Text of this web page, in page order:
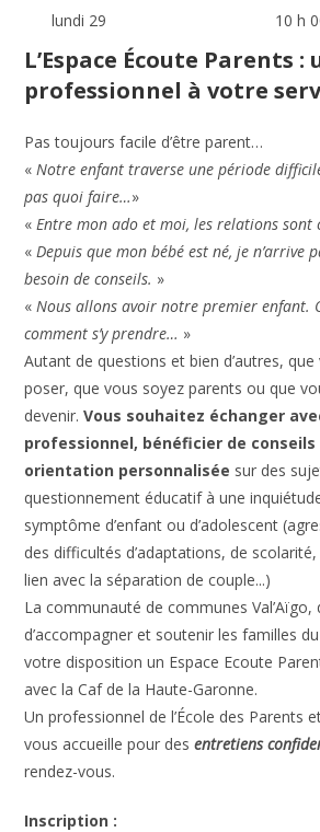
lundi 29
10 h
L’Espace Écoute Parents :
professionnel à votre
Pas toujours facile d’être parent…
«Notre enfant traverse une période
pas quoi faire…»
«Entre mon ado et moi, les relations sont
«Depuis que mon bébé est né, je n’arrive
besoin de conseils. »
«Nous allons avoir notre premier enfant.
comment s’y prendre… »
Autant de questions et bien d’autres,
poser, que vous soyez parents ou que
devenir.Vous souhaitez échanger
professionnel, bénéficier de conseils
orientation personnalisée sur des
questionnement éducatif à une
symptôme d’enfant ou d’adolescent
des difficultés d’adaptations, de
lien avec la séparation de couple...)
La communauté de communes Val’Aïgo,
d’accompagner et soutenir les familles
votre disposition un Espace Ecoute
avec la Caf de la Haute-Garonne.
Un professionnel de l’École des Parents
vous accueille pour desentretiens
rendez-vous.
Inscription :